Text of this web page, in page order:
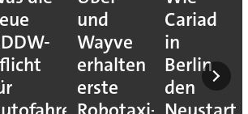
und
Wayve
erhalten
erste
Cariad
in
Berlin
den